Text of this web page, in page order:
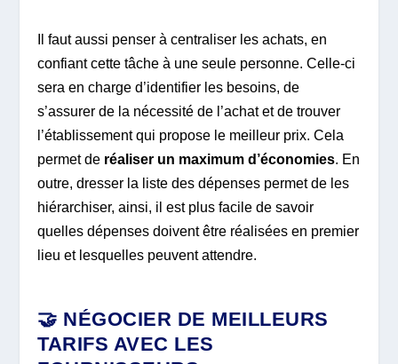
Il faut aussi penser à centraliser les achats, en
confiant cette tâche à une seule personne. Celle-ci
sera en charge d’identifier les besoins, de
s’assurer de la nécessité de l’achat et de trouver
l’établissement qui propose le meilleur prix. Cela
permet de réaliser un maximum d’économies. En
outre, dresser la liste des dépenses permet de les
hiérarchiser, ainsi, il est plus facile de savoir
quelles dépenses doivent être réalisées en premier
lieu et lesquelles peuvent attendre.
🤝 NÉGOCIER DE MEILLEURS
TARIFS AVEC LES